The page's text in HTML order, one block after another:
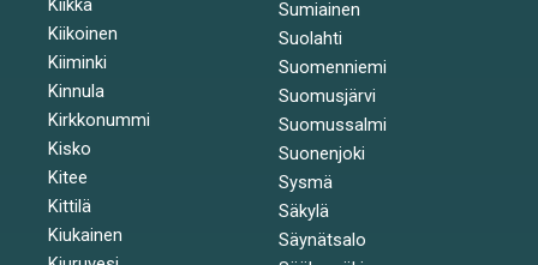
Kiikka
Kiikoinen
Kiiminki
Kinnula
Kirkkonummi
Kisko
Kitee
Kittilä
Kiukainen
Sumiainen
Suolahti
Suomenniemi
Suomusjärvi
Suomussalmi
Suonenjoki
Sysmä
Säkylä
Säynätsalo